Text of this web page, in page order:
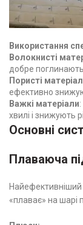
Використання
Волокнисті
добре поглинають
Пористі
ефективно
Важкі матеріали
хвилі і знижують
Основні
Плаваюча
Найефективніший
«плаває» на шарі